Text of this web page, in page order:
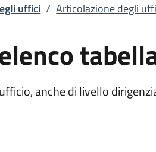
uffici / Articolazione degli
anche di livello